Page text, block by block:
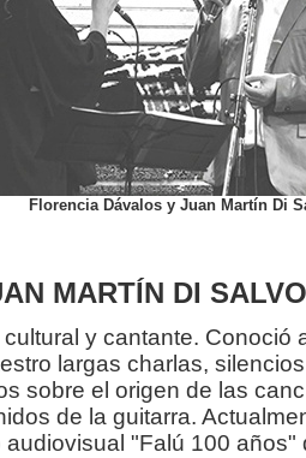
Florencia Dávalos y Juan Martín Di
MARTÍN DI SALVO
y cantante. Conoció
largas charlas,
sobre el origen de las
de la guitarra.
"Falú 100